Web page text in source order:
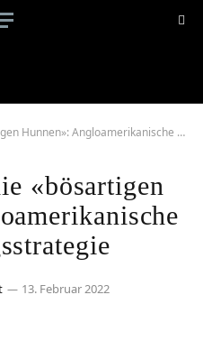
Angloamerikanische Luftkriegsstrategie
«bösartigen
13. Februar 2022